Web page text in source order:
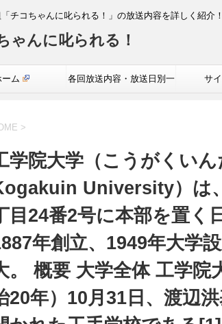
チコちゃんに叱られる！」の放送内容を詳しく紹介！
ゃんに叱られる！
ーム 各回放送内容・放送日別一 サ
>
学院大学（こうがくい
University）は
目24番2号に本部を置く
年創立、1949年大学
。 概要 大学全体 工学院
20年）10月31日、渡辺